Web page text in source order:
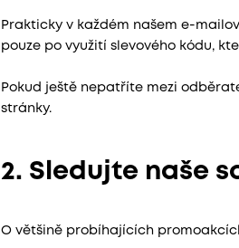
Prakticky v každém našem e-
pouze po využití slevového kódu,
Pokud ještě nepatříte mezi
stránky.
2. Sledujte naše
O většině probíhajících